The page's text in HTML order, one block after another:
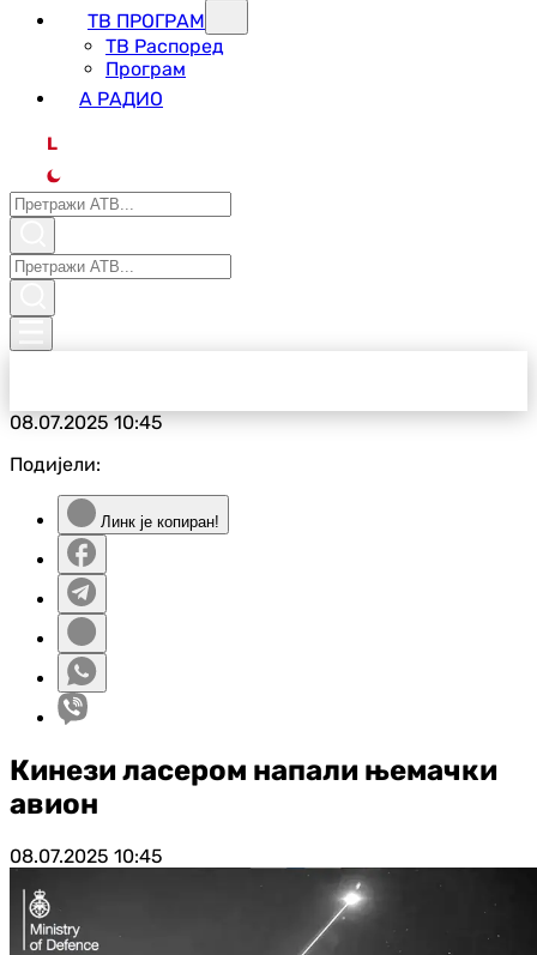
ТВ ПРОГРАМ
ТВ Распоред
Програм
А РАДИО
L
08.07.202510:45
Подијели:
Линк је копиран!
Кинези ласером напали њемачки
авион
08.07.2025 10:45